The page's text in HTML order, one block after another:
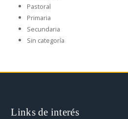
Pastoral
Primaria
Secundaria
Sin categoría
Links de interés